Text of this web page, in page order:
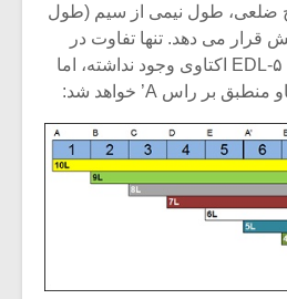
ضلعی، طول نیمی از سیم (طول
قرار می دهد. تنها تفاوت در
این است که در سیستم ۵-EDL اکتاوی وجود نداشته، اما